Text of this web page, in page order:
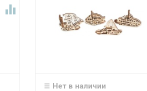

Нет в наличии